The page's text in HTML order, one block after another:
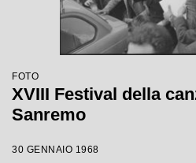
FOTO
XVIII Festival della
Sanremo
30 GENNAIO 1968